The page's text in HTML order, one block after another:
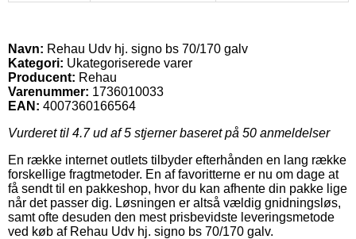
Navn: Rehau Udv hj. signo bs 70/170 galv
Kategori: Ukategoriserede varer
Producent: Rehau
Varenummer: 1736010033
EAN: 4007360166564
Vurderet til 4.7ud af 5 stjerner baseret på 50 anmeldelser
En række internet outlets tilbyder efterhånden en lang række
forskellige fragtmetoder. En af favoritterne er nu om dage at
få sendt til en pakkeshop, hvor du kan afhente din pakke lige
når det passer dig. Løsningen er altså vældig gnidningsløs,
samt ofte desuden den mest prisbevidste leveringsmetode
ved køb af Rehau Udv hj. signo bs 70/170 galv.